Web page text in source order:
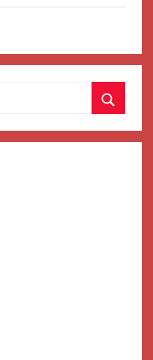
d
l